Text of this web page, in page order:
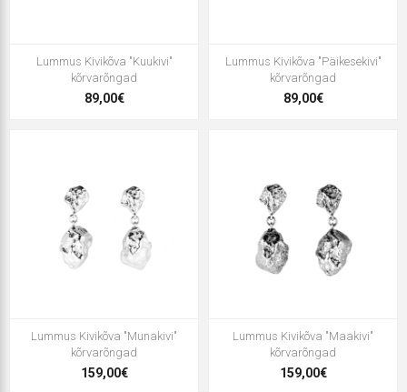
Lummus Kivikõva "Kuukivi"
kõrvarõngad
89,00€
Lummus Kivikõva "Päikesekivi"
kõrvarõngad
89,00€
Lummus Kivikõva "Munakivi"
kõrvarõngad
159,00€
Lummus Kivikõva "Maakivi"
kõrvarõngad
159,00€